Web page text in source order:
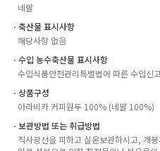
네팔
ㆍ축산물 표시사항
해당사항 없음
ㆍ수입 농수축산물 표시사항
수입식품안전관리특별법에 따른 수입신
ㆍ상품구성
아라비카 커피원두 100% (네팔 100%)
ㆍ보관방법 또는 취급방법
직사광선을 피하고 실온보관하시고, 개